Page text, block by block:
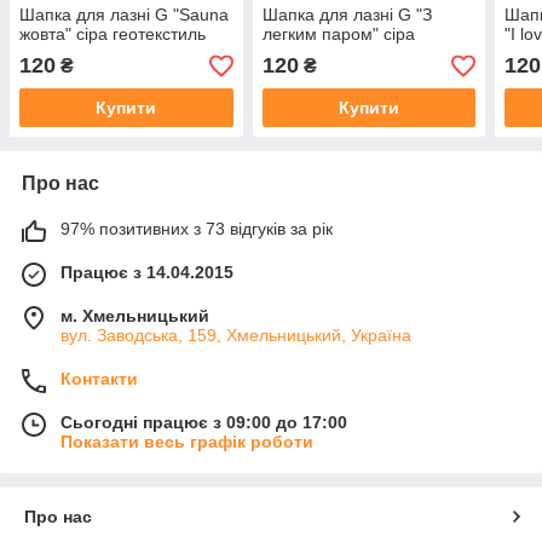
Шапка для лазні G "Sauna
жовта" сіра геотекстиль
120 ₴
Купити
Шапка для лазні G "З
легким паром" сіра
120₴
Купити
"I
120
Про нас
97% позитивних з 73 відгуків за рік
Працює з 14.04.2015
м. Хмельницький
вул. Заводська, 159, Хмельницький, Україна
Контакти
Сьогодні працює з 09:00 до 17:00
Показати весь графік роботи
Про нас